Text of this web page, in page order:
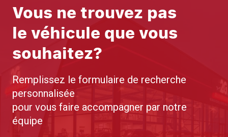
Vous ne trouvez pas
le véhicule que vous
souhaitez?
Remplissez le formulaire de recherche
personnalisée
pour vous faire accompagner par notre
équipe